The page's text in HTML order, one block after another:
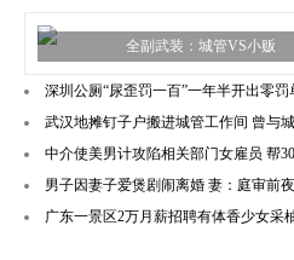
全副武装：城管VS小贩
深圳公厕“尿歪罚一百”一年半开出零罚
武汉地摊钉子户搬进城管工作间 曾与
中介使美男计攻陷相关部门女雇员 帮
男子因妻子爱煲剧闹离婚 妻：庭审前
广东一景区2万月薪招聘有体香少女采